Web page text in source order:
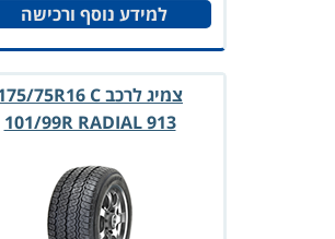
למידע נוסף ורכישה
צמיג לרכב 175/75R16 C
101/99R RADIAL 913